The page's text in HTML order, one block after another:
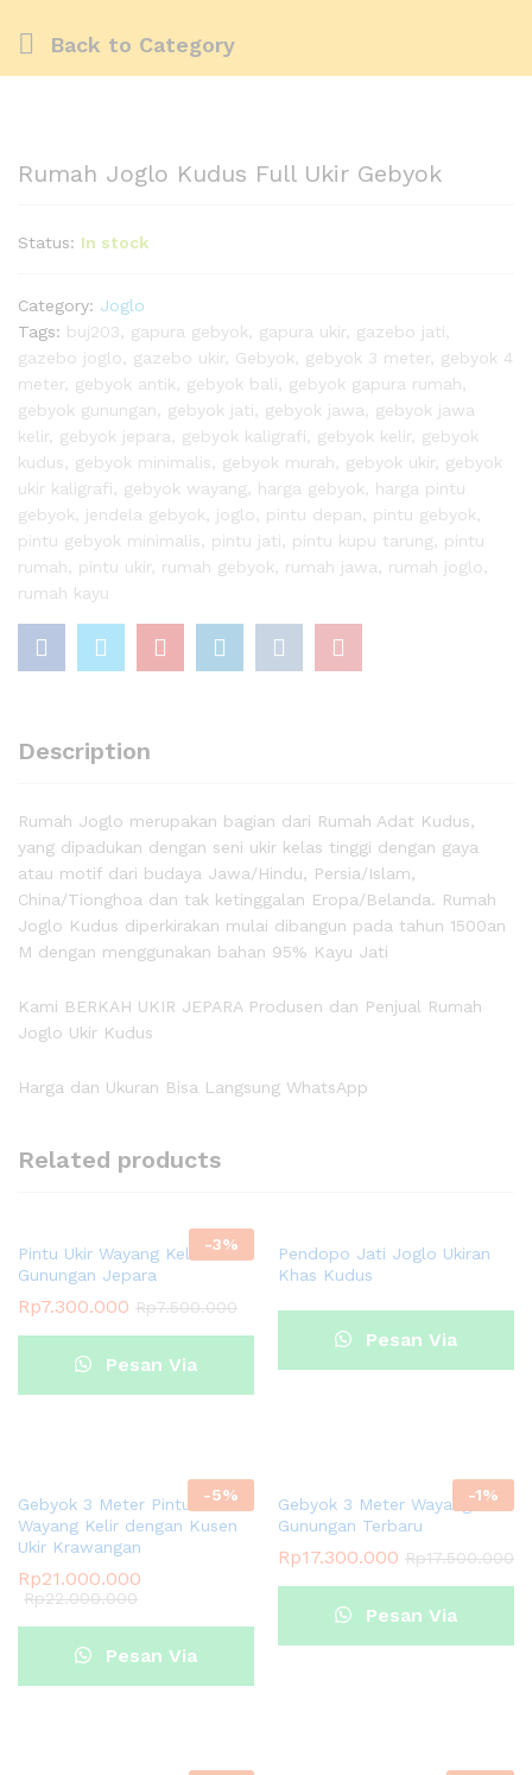
Back to Category
Rumah Joglo Kudus Full Ukir Gebyok
Status: In stock
Category: Joglo
Tags: buj203 gapura gebyok gapura ukir, gazebo jati
gazebo joglo
gazebo ukir, Gebyok gebyok 3 meter, gebyok 4
meter, gebyok antik gebyok bali gebyok gapura rumah
gebyok gunungan
gebyok jati gebyok jawa
gebyok jawa
kelir, gebyok jepara gebyok kaligrafi gebyok kelir, gebyok
kudus
gebyok minimalis gebyok murah gebyok ukir, gebyok
ukir kaligrafi
gebyok wayang harga gebyok
harga pintu
gebyok
jendela gebyok joglo pintu depan pintu gebyok
pintu gebyok minimalis
pintu jati pintu kupu tarung
pintu
rumah
pintu ukir, rumah gebyok rumah jawa rumah joglo
rumah kayu
Description
Rumah Joglo merupakan bagian dari Rumah Adat Kudus,
yang dipadukan dengan seni ukir kelas tinggi dengan gaya
atau motif dari budaya Jawa/Hindu, Persia/Islam,
China/Tionghoa dan tak ketinggalan Eropa/Belanda. Rumah
Joglo Kudus diperkirakan mulai dibangun pada tahun 1500an
M dengan menggunakan bahan 95% Kayu Jati
Kami BERKAH UKIR JEPARA Produsen dan Penjual Rumah
Joglo Ukir Kudus
Harga dan Ukuran Bisa Langsung WhatsApp
Related products
-3%
Pintu Ukir Wayang Kelir
Gunungan Jepara
Rp7.300.000 Rp7.500.000
Pesan Via
Pendopo Jati Joglo Ukiran
Khas Kudus
Pesan Via
-5%
Gebyok 3 Meter Pintu Ukir
Wayang Kelir dengan Kusen
Ukir Krawangan
Rp21.000.000
Rp22.000.000
Pesan Via
-1%
Gebyok 3 Meter Wayang Kelir
Gunungan Terbaru
Rp17.300.000 Rp17.500.000
Pesan Via